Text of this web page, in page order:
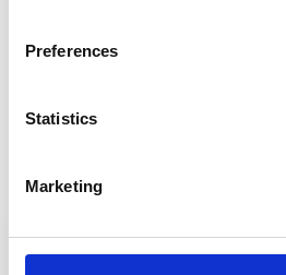
Preferences
Statistics
Marketing